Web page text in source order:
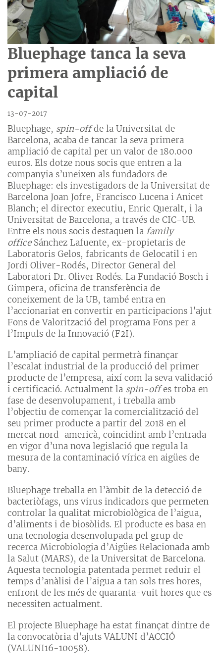
Bluephage tanca la seva
primera ampliació de
capital
13-07-2017
Bluephage, spin-offde la Universitat de
Barcelona, acaba de tancar la seva primera
ampliació de capital per un valor de 180.000
euros. Els dotze nous socis que entren a la
companyia s’uneixen als fundadors de
Bluephage: els investigadors de la Universitat de
Barcelona Joan Jofre, Francisco Lucena i Anicet
Blanch; el director executiu, Enric Queralt, i la
Universitat de Barcelona, a través de CIC-UB.
Entre els nous socis destaquen la family
officeSánchez Lafuente, ex-propietaris de
Laboratoris Gelos, fabricants de Gelocatil i en
Jordi Oliver-Rodés, Director General del
Laboratori Dr. Oliver Rodés. La Fundació Bosch i
Gimpera, oficina de transferència de
coneixement de la UB, també entra en
l’accionariat en convertir en participacions l’ajut
Fons de Valorització del programa Fons per a
l’Impuls de la Innovació (F2I).
L’ampliació de capital permetrà finançar
l’escalat industrial de la producció del primer
producte de l’empresa, així com la seva validació
i certificació. Actualment la spin-offes troba en
fase de desenvolupament, i treballa amb
l’objectiu de començar la comercialització del
seu primer producte a partir del 2018 en el
mercat nord-americà, coincidint amb l’entrada
en vigor d’una nova legislació que regula la
mesura de la contaminació vírica en aigües de
bany.
Bluephage treballa en l’àmbit de la detecció de
bacteriòfags, uns virus indicadors que permeten
controlar la qualitat microbiològica de l’aigua,
d’aliments i de biosòlids. El producte es basa en
una tecnologia desenvolupada pel grup de
recerca Microbiologia d’Aigües Relacionada amb
la Salut (MARS), de la Universitat de Barcelona.
Aquesta tecnologia patentada permet reduir el
temps d’anàlisi de l’aigua a tan sols tres hores,
enfront de les més de quaranta-vuit hores que es
necessiten actualment.
El projecte Bluephage ha estat finançat dintre de
la convocatòria d’ajuts VALUNI d’ACCIÓ
(VALUNI16-10058).